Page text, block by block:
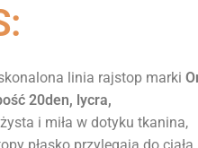
linia rajstop marki
20den, lycra,
i miła w dotyku tkanina,